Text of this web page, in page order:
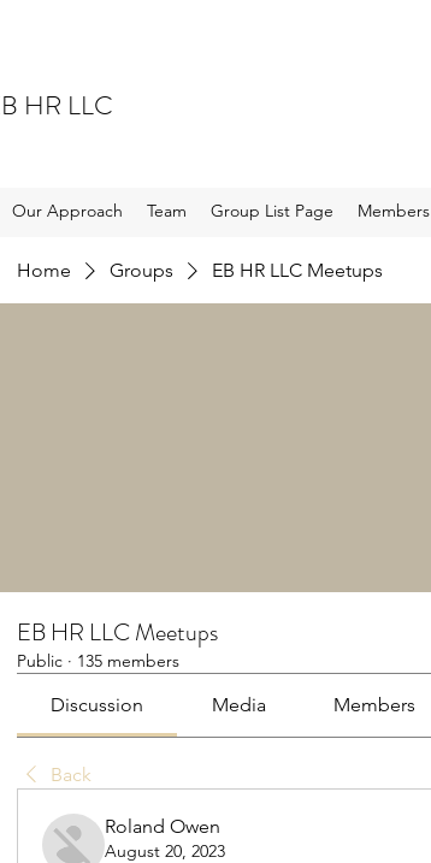
HR LLC
Our Approach Team Group List Page Members
Home Groups EB HR LLC Meetups
EB HR LLC Meetups
Public · 135 members
Discussion Media Members
Back
Roland Owen
August 20, 2023